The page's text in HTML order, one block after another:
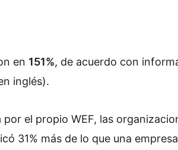
en 151%, de acuerdo con
inglés).
el propio WEF, las
31% más de lo que una